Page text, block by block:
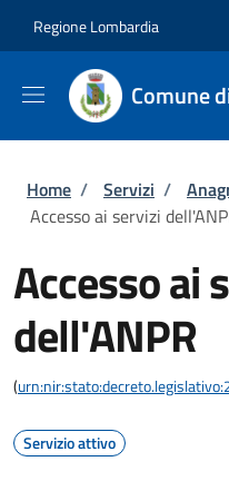
Regione Lombardia
Comune
Briciole di
Home / Servizi /
Accesso ai servizi
Accesso ai
dell'ANPR
(
Servizio attivo